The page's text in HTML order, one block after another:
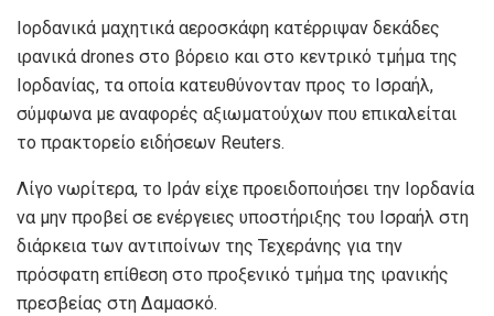
Ιορδανικά μαχητικά αεροσκάφη κατέρριψαν δεκάδες
ιρανικά drones στο βόρειο και στο κεντρικό τμήμα της
Ιορδανίας, τα οποία κατευθύνονταν προς το Ισραήλ,
σύμφωνα με αναφορές αξιωματούχων που επικαλείται
το πρακτορείο ειδήσεων Reuters.
Λίγο νωρίτερα, το Ιράν είχε προειδοποιήσει την Ιορδανία
να μην προβεί σε ενέργειες υποστήριξης του Ισραήλ στη
διάρκεια των αντιποίνων της Τεχεράνης για την
πρόσφατη επίθεση στο προξενικό τμήμα της ιρανικής
πρεσβείας στη Δαμασκό.